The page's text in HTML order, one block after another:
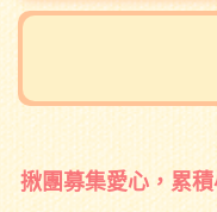
揪團募集愛心，累